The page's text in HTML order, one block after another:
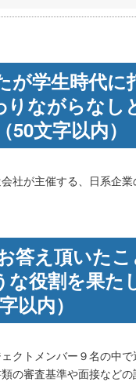
が学生時代
りながらなし
50文字以内）
社が主催する、日系企
答え頂いた
な役割を果た
以内）
クトメンバー９名の中
の審査基準や面接など